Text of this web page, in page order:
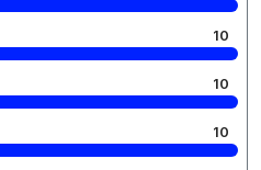
10
10
10